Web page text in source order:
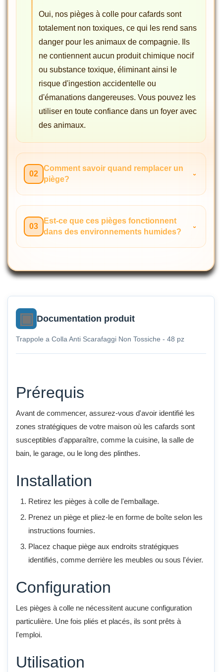
Oui, nos pièges à colle pour cafards sont
totalement non toxiques, ce qui les rend sans
danger pour les animaux de compagnie. Ils
ne contiennent aucun produit chimique nocif
ou substance toxique, éliminant ainsi le
risque d'ingestion accidentelle ou
d'émanations dangereuses. Vous pouvez les
utiliser en toute confiance dans un foyer avec
des animaux.
02
Comment savoir quand remplacer un
piège?
03
Est-ce que ces pièges fonctionnent
dans des environnements humides?
Documentation produit
Trappole a Colla Anti Scarafaggi Non Tossiche - 48 pz
Prérequis
Avant de commencer, assurez-vous d'avoir identifié les
zones stratégiques de votre maison où les cafards sont
susceptibles d'apparaître, comme la cuisine, la salle de
bain, le garage, ou le long des plinthes.
Installation
Retirez les pièges à colle de l'emballage.
Prenez un piège et pliez-le en forme de boîte selon les
instructions fournies.
Placez chaque piège aux endroits stratégiques
identifiés, comme derrière les meubles ou sous l'évier.
Configuration
Les pièges à colle ne nécessitent aucune configuration
particulière. Une fois pliés et placés, ils sont prêts à
l'emploi.
Utilisation